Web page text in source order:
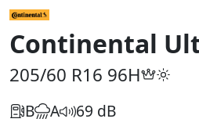
Continental
205/60 R16 96H
B A 69 dB